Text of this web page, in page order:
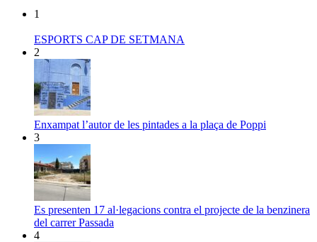
1
ESPORTS CAP DE SETMANA
2
Enxampat l’autor de les pintades a la plaça de Poppi
3
Es presenten 17 al·legacions contra el projecte de la benzinera
del carrer Passada
4